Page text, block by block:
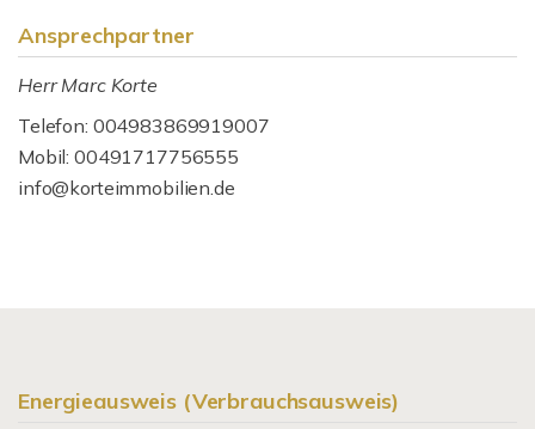
Ansprechpartner
Herr Marc Korte
Telefon: 004983869919007
Mobil: 00491717756555
info@korteimmobilien.de
Energieausweis (Verbrauchsausweis)